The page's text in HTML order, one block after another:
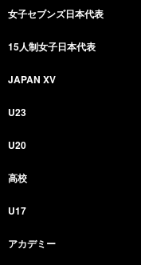
女子セブンズ日本代表
15人制女子日本代表
JAPAN XV
U23
U20
高校
U17
アカデミー